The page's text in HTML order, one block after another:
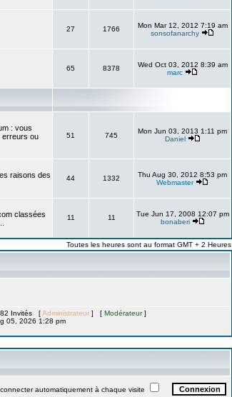
27 1766
Mon Mar 12, 2012 7:19 am
sonsofanarchy
65 8378
Wed Oct 03, 2012 8:39 am
marc
: vous
erreurs ou
51 745
Mon Jun 03, 2013 1:11 pm
Daniel
raisons des
44 1332
Thu Aug 30, 2012 8:53 pm
Webmaster
classées
11 11
Tue Jun 17, 2008 12:07 pm
bonaberi
Toutes les heures sont au format GMT + 2 Heures
Invités [Administrateur ] [ Modérateur]
05, 2026 1:28 pm
automatiquement à chaque visite